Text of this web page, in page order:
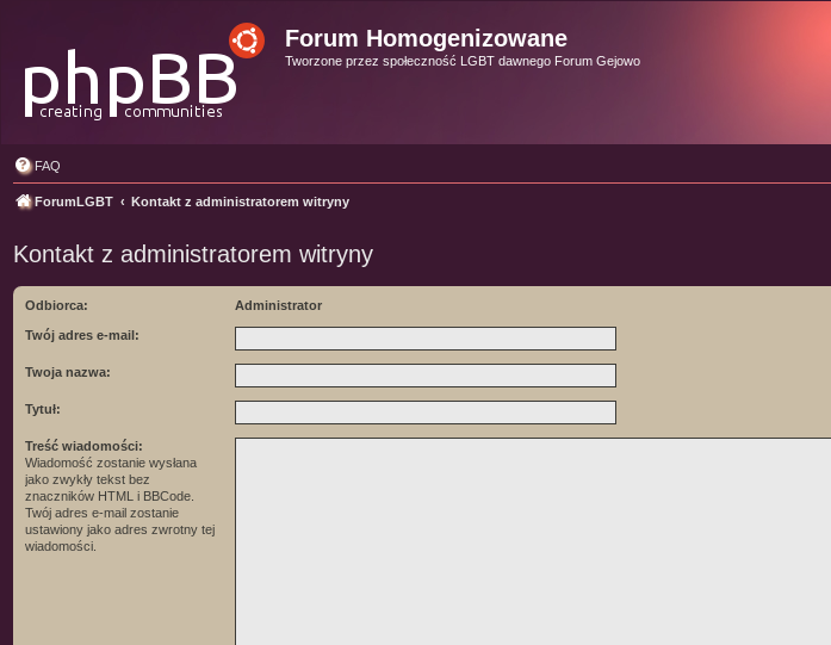
Forum Homogenizowane
Tworzone przez społeczność LGBT dawnego Forum Gejowo
FAQ
ForumLGBT Kontakt z administratorem witryny
Kontakt z administratorem witryny
Odbiorca: Administrator
Twój adres e-mail:
Twoja nazwa:
Tytuł:
Treść wiadomości:
Wiadomość zostanie wysłana
jako zwykły tekst bez
znaczników HTML i BBCode.
Twój adres e-mail zostanie
ustawiony jako adres zwrotny tej
wiadomości.